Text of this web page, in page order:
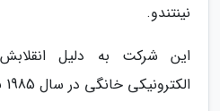
نینتندو.
این شرکت به دلیل
الکترونیکی خانگی در سال 1985 به شهرت جهانی رسید.